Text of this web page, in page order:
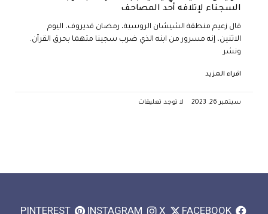
السجناء لإتلافه أحد المصاحف
قال زعيم منطقة الشيشان الروسية، رمضان قديروف، اليوم
الاثنين، إنه مسرور من ابنه الذي ضرب سجينا متهما بحرق القرآن.
ونشر
اقراء المزيد
سبتمبر 26, 2023 لا توجد تعليقات
FACEBOOK
X
INSTAGRAM
PINTEREST